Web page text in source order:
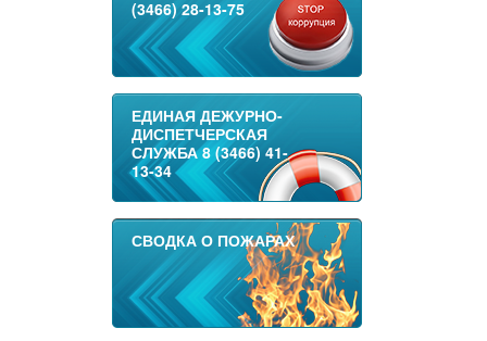
(3466) 28-13-75
ЕДИНАЯ ДЕЖУРНО-
ДИСПЕТЧЕРСКАЯ
СЛУЖБА 8 (3466) 41-
13-34
СВОДКА О ПОЖАРАХ